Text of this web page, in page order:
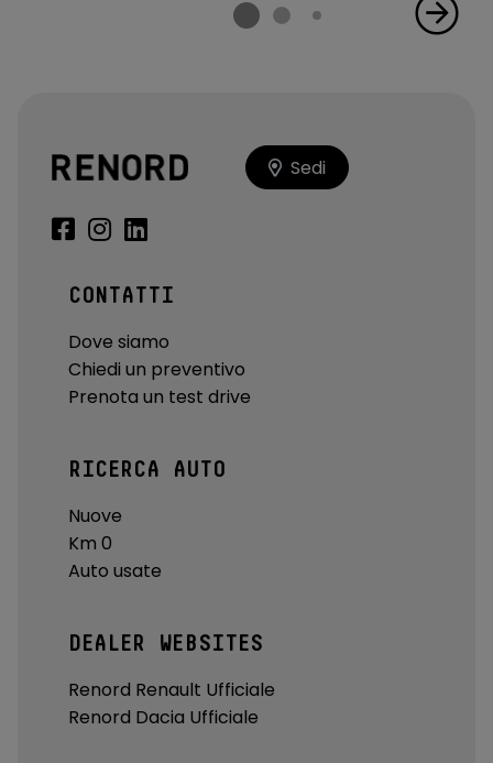
Specchietto retrovisore interno fotocromatico
Spoiler portellone posteriore
Taratura dello Sterzo in Funzione della Velocità
Tergicristalli con sensore pioggia
Tetto in tinta con la carrozzeria
Tetto standard
Touch screen da 10.2"
TSR - Limitatore di velocità intelligente
Vano di Carico - Punti di ancoraggio bagagli
Volante in pelle con comandi multifunzione
Sedi
CONTATTI
Dove siamo
Chiedi un preventivo
Prenota un test drive
RICERCA AUTO
Nuove
Km 0
Auto usate
DEALER WEBSITES
Renord Renault Ufficiale
Renord Dacia Ufficiale